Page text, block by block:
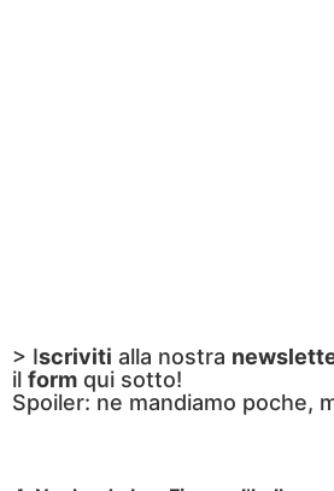
> Iscriviti alla nostra
il form qui sotto!
Spoiler: ne mandiamo poche,